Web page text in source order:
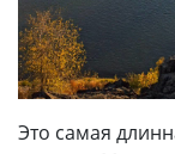
Это самая